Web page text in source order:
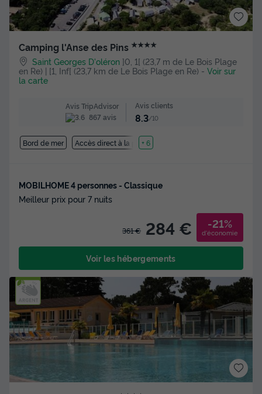
Camping l'Anse des Pins ★★★★
Saint Georges D'oléron ]0, 1[ (23,7 m de Le Bois Plage
en Re) | [1, Inf[ (23,7 km de Le Bois Plage en Re) - Voir sur
la carte
Avis TripAdvisor
867 avis
Avis clients
8.3/10
Bord de mer Accès direct à la plage
+ 6
MOBILHOME 4 personnes - Classique
Meilleur prix pour 7 nuits
361 € 284 € -21%
d'économie
Voir les hébergements